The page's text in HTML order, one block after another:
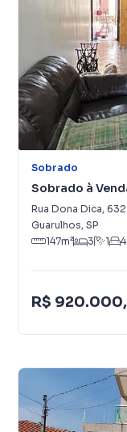
Sobrado
Sobrado à
Rua Dona Dica, 632
Guarulhos, SP
147m² 3 1 4
R$